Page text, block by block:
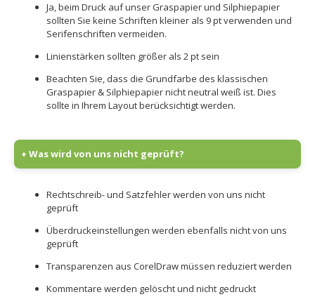
Ja, beim Druck auf unser Graspapier und Silphiepapier
sollten Sie keine Schriften kleiner als 9 pt verwenden und
Serifenschriften vermeiden.
Linienstärken sollten größer als 2 pt sein
Beachten Sie, dass die Grundfarbe des klassischen
Graspapier & Silphiepapier nicht neutral weiß ist. Dies
sollte in Ihrem Layout berücksichtigt werden.
+ Was wird von uns nicht geprüft?
Rechtschreib- und Satzfehler werden von uns nicht
geprüft
Überdruckeinstellungen werden ebenfalls nicht von uns
geprüft
Transparenzen aus CorelDraw müssen reduziert werden
Kommentare werden gelöscht und nicht gedruckt